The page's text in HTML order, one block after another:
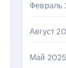
Февраль
Август
Май 2025